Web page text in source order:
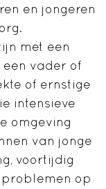
en jongeren
met een
vader of
of ernstige
intensieve
omgeving
van jonge
voortijdig
op